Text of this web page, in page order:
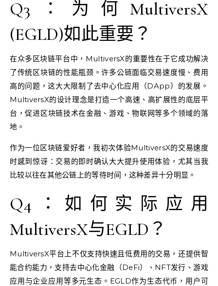
Q3：为何MultiversX
(EGLD)如此重要？
在众多区块链平台中，MultiversX的重要性在于它成功解决
了传统区块链的性能瓶颈。许多公链面临交易速度慢、费用
高的问题，这大大限制了去中心化应用（DApp）的发展。
MultiversX的设计理念是打造一个高速、高扩展性的底层平
台，促进区块链技术在金融、游戏、物联网等多个领域的落
地。
作为一位区块链爱好者，我初次体验MultiversX的交易速度
时感到惊讶：交易的即时确认大大提升使用体验，尤其当我
比较以往在其他公链上的等待时间，这种差异十分明显。
Q4：如何实际应用
MultiversX与EGLD？
MultiversX平台上不仅支持快速且低费用的交易，还提供智
能合约能力，支持去中心化金融（DeFi）、NFT发行、游戏
应用与企业应用等多元生态。EGLD作为生态代币，用户可